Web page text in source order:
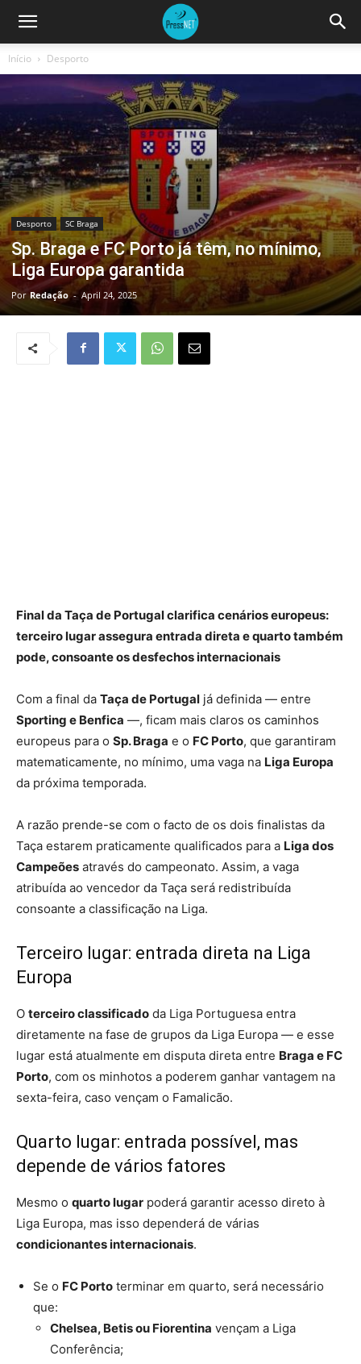
Início Desporto
Desporto SC Braga
Sp. Braga e FC Porto já têm, no mínimo,
Liga Europa garantida
Por Redação - April 24, 2025
Final da Taça de Portugal clarifica cenários europeus:
terceiro lugar assegura entrada direta e quarto também
pode, consoante os desfechos internacionais
Com a final da Taça de Portugal já definida — entre
Sporting e Benfica —, ficam mais claros os caminhos
europeus para o Sp. Braga e o FC Porto, que garantiram
matematicamente, no mínimo, uma vaga na Liga Europa
da próxima temporada.
A razão prende-se com o facto de os dois finalistas da
Taça estarem praticamente qualificados para a Liga dos
Campeões através do campeonato. Assim, a vaga
atribuída ao vencedor da Taça será redistribuída
consoante a classificação na Liga.
Terceiro lugar: entrada direta na Liga
Europa
O terceiro classificado da Liga Portuguesa entra
diretamente na fase de grupos da Liga Europa — e esse
lugar está atualmente em disputa direta entre Braga e FC
Porto, com os minhotos a poderem ganhar vantagem na
sexta-feira, caso vençam o Famalicão.
Quarto lugar: entrada possível, mas
depende de vários fatores
Mesmo o quarto lugar poderá garantir acesso direto à
Liga Europa, mas isso dependerá de várias
condicionantes internacionais.
Se o FC Porto terminar em quarto, será necessário
que:
Chelsea, Betis ou Fiorentina vençam a Liga
Conferência;